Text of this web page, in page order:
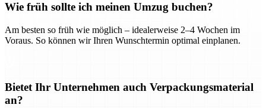
Wie früh sollte ich meinen Umzug buchen?
Am besten so früh wie möglich – idealerweise 2–4 Wochen im
Voraus. So können wir Ihren Wunschtermin optimal einplanen.
Bietet Ihr Unternehmen auch Verpackungsmaterial
an?